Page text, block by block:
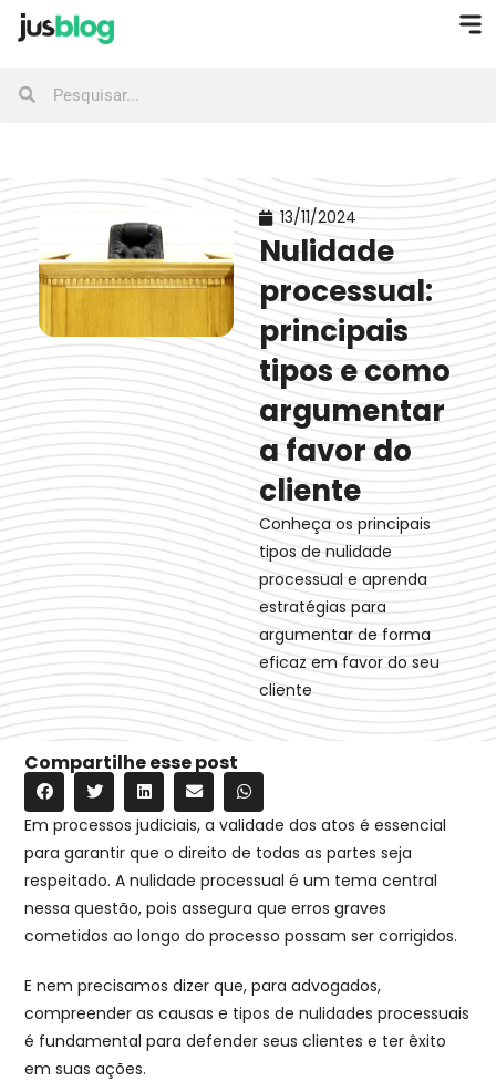
13/11/2024
Nulidade
processual:
principais
tipos e como
argumentar
a favor do
cliente
Conheça os principais
tipos de nulidade
processual e aprenda
estratégias para
argumentar de forma
eficaz em favor do seu
cliente
Compartilhe esse post
Em processos judiciais, a validade dos atos é essencial
para garantir que o direito de todas as partes seja
respeitado. A nulidade processual é um tema central
nessa questão, pois assegura que erros graves
cometidos ao longo do processo possam ser corrigidos.
E nem precisamos dizer que, para advogados,
compreender as causas e tipos de nulidades processuais
é fundamental para defender seus clientes e ter êxito
em suas ações.